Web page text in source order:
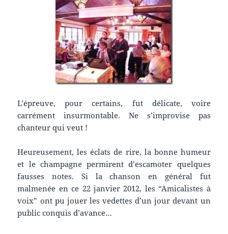
L’épreuve, pour certains, fut délicate, voire
carrément insurmontable. Ne s’improvise pas
chanteur qui veut !
Heureusement, les éclats de rire, la bonne humeur
et le champagne permirent d’escamoter quelques
fausses notes. Si la chanson en général fut
malmenée en ce 22 janvier 2012, les “Amicalistes à
voix” ont pu jouer les vedettes d’un jour devant un
public conquis d’avance…